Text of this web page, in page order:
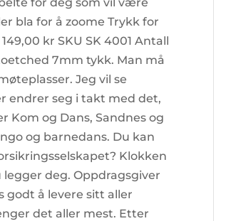
bla for å zoome Trykk for
kr SKU SK 4001 Antall
7mm tykk. Man må
Jeg vil se
endrer seg i takt med det,
Kom og Dans, Sandnes og
og barnedans. Du kan
Klokken
deg. Oppdragsgiver
godt å levere sitt aller
det aller mest. Etter